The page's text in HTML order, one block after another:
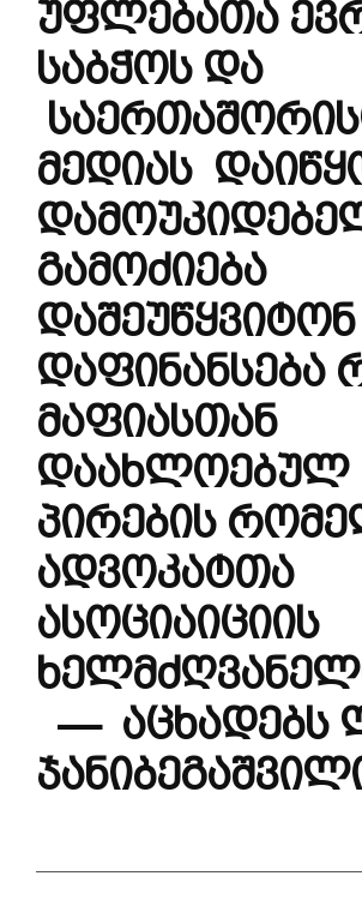
უფლებათა
საბჭოს და
მედიას
გამოძიება
დაშეუწყვიტონ
დაფინანსება
მაფიასთან
დაახლოებულ
პირების
ადვოკატთა
ასოციაიციის
— აცხადებს